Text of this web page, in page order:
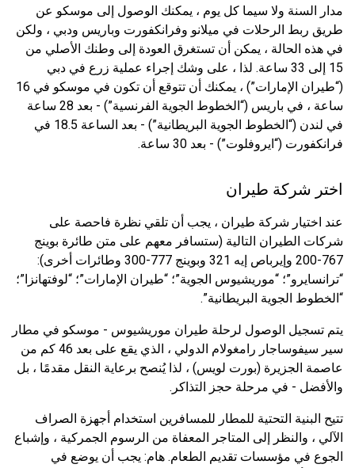
مدار السنة ولا سيما كل يوم ، يمكنك الوصول إلى موسكو عن
طريق ربط الرحلات في ميلانو وفرانكفورت وباريس ودبي ، ولكن
في هذه الحالة ، يمكن أن تستغرق العودة إلى وطنك الأصلي من
15 إلى 33 ساعة. لذا ، على وشك إجراء عملية زرع في دبي
(“طيران الإمارات”) ، يمكنك أن تتوقع أن تكون في موسكو في 16
ساعة ، في باريس (“الخطوط الجوية الفرنسية”) - بعد 28 ساعة
في لندن (“الخطوط الجوية البريطانية”) - بعد الساعة 18.5 في
فرانكفورت (“ايروفلوت”) - بعد 30 ساعة.
اختر شركة طيران
عند اختيار شركة طيران ، يجب أن تلقي نظرة فاحصة على
شركات الطيران التالية (ستسافر معهم على متن طائرة بوينج
767-200 وإيرباص إيه 321 وبوينج 777-300 وطائرات أخرى):
“ترانسايرو”؛ “موريشيوس الجوية”؛ “طيران الإمارات”؛ “لوفتهانزا”؛
“الخطوط الجوية البريطانية”.
يتم تسجيل الوصول لرحلة طيران موريشيوس - موسكو في مطار
سير سيفوساجار رامغولام الدولي ، الذي يقع على بعد 46 كم من
عاصمة الجزيرة (بورت لويس) ، لذا يُنصح برعاية النقل مقدمًا ، بل
والأفضل - في مرحلة حجز التذاكر.
تتيح البنية التحتية للمطار للمسافرين استخدام أجهزة الصراف
الآلي ، والنظر إلى المتاجر المعفاة من الرسوم الجمركية ، وإشباع
الجوع في مؤسسات تقديم الطعام. هام: يجب أن يوضع في